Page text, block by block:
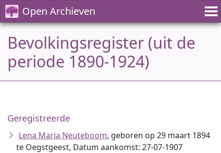
Open Archieven
Bevolkingsregister (uit de
periode 1890-1924)
Geregistreerde
Lena Maria Neuteboom, geboren op 29 maart 1894
te Oegstgeest, Datum aankomst: 27-07-1907